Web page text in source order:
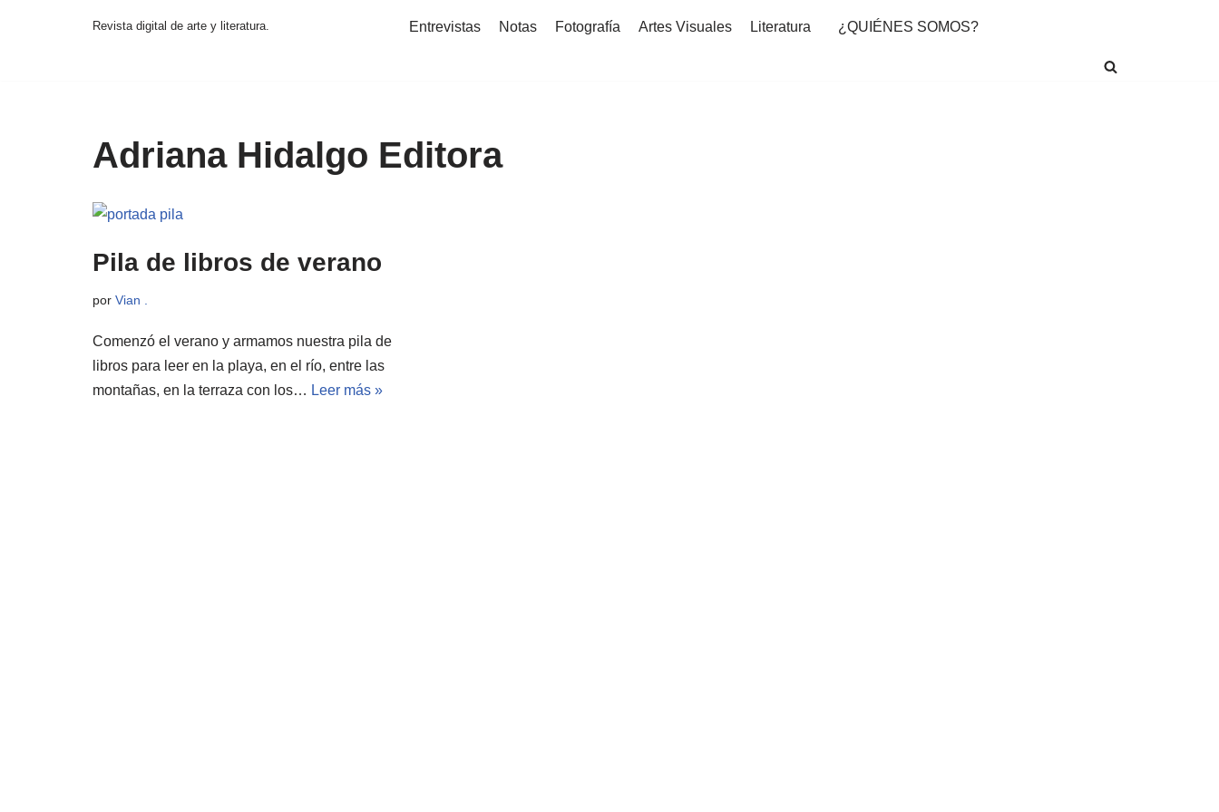
Revista digital de arte y literatura. Entrevistas Notas Fotografía Artes Visuales Literatura ¿QUIÉNES SOMOS?
Adriana Hidalgo Editora
Pila de libros de verano
por Vian .
Comenzó el verano y armamos nuestra pila de
libros para leer en la playa, en el río, entre las
montañas, en la terraza con los… Leer más »